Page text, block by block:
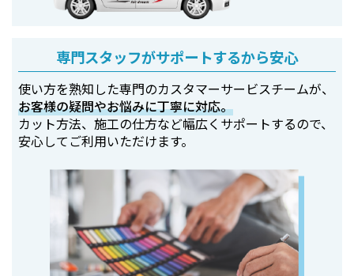
専門スタッフがサポートするから安心
使い方を熟知した専門のカスタマーサービスチームが、
お客様の疑問やお悩みに丁寧に対応。
カット方法、施工の仕方など幅広くサポートするので、
安心してご利用いただけます。